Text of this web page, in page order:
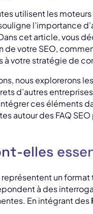
utilisent les
l’importance
cet article, vous
de votre SEO,
à votre stratégie de
nous explorerons
d’autres
ces éléments
autour des FAQ
elles
représentent un
à des
En intégrant des